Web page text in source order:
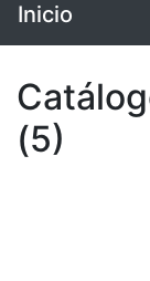
Inicio
(5)